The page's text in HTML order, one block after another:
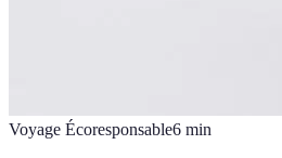
Voyage Écoresponsable6 min